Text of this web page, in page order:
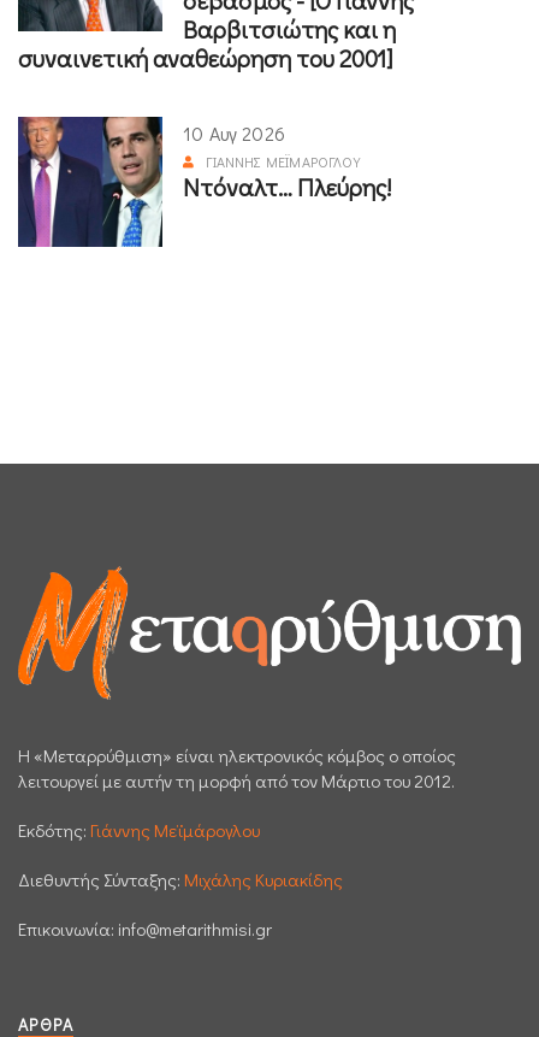
Βαρβιτσιώτης και η
συναινετική αναθεώρηση του 2001]
10 Αυγ 2026
ΓΙΆΝΝΗΣ ΜΕΪΜΆΡΟΓΛΟΥ
Ντόναλτ… Πλεύρης!
H «Μεταρρύθμιση» είναι ηλεκτρονικός κόμβος ο οποίος
λειτουργεί με αυτήν τη μορφή από τον Μάρτιο του 2012.
Εκδότης: Γιάννης Μεϊμάρογλου
Διεθυντής Σύνταξης: Μιχάλης Κυριακίδης
Επικοινωνία: info@metarithmisi.gr
ΆΡΘΡΑ